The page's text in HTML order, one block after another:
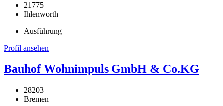
21775
Ihlenworth
Ausführung
Profil ansehen
Bauhof Wohnimpuls GmbH & Co.KG
28203
Bremen